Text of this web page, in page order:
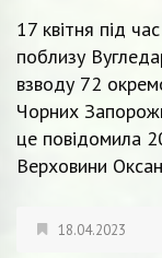
17 квітня під
поблизу
взводу 72
Чорних
це повідомила
Верховини
18.04.2023